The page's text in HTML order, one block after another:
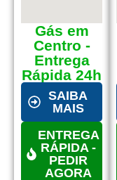
Gás em
Centro -
Entrega
Rápida 24h
SAIBA
MAIS
ENTREGA
RÁPIDA -
PEDIR
AGORA